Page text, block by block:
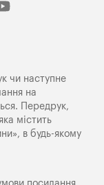
чи наступне
на
Передрук,
містить
в будь-якому